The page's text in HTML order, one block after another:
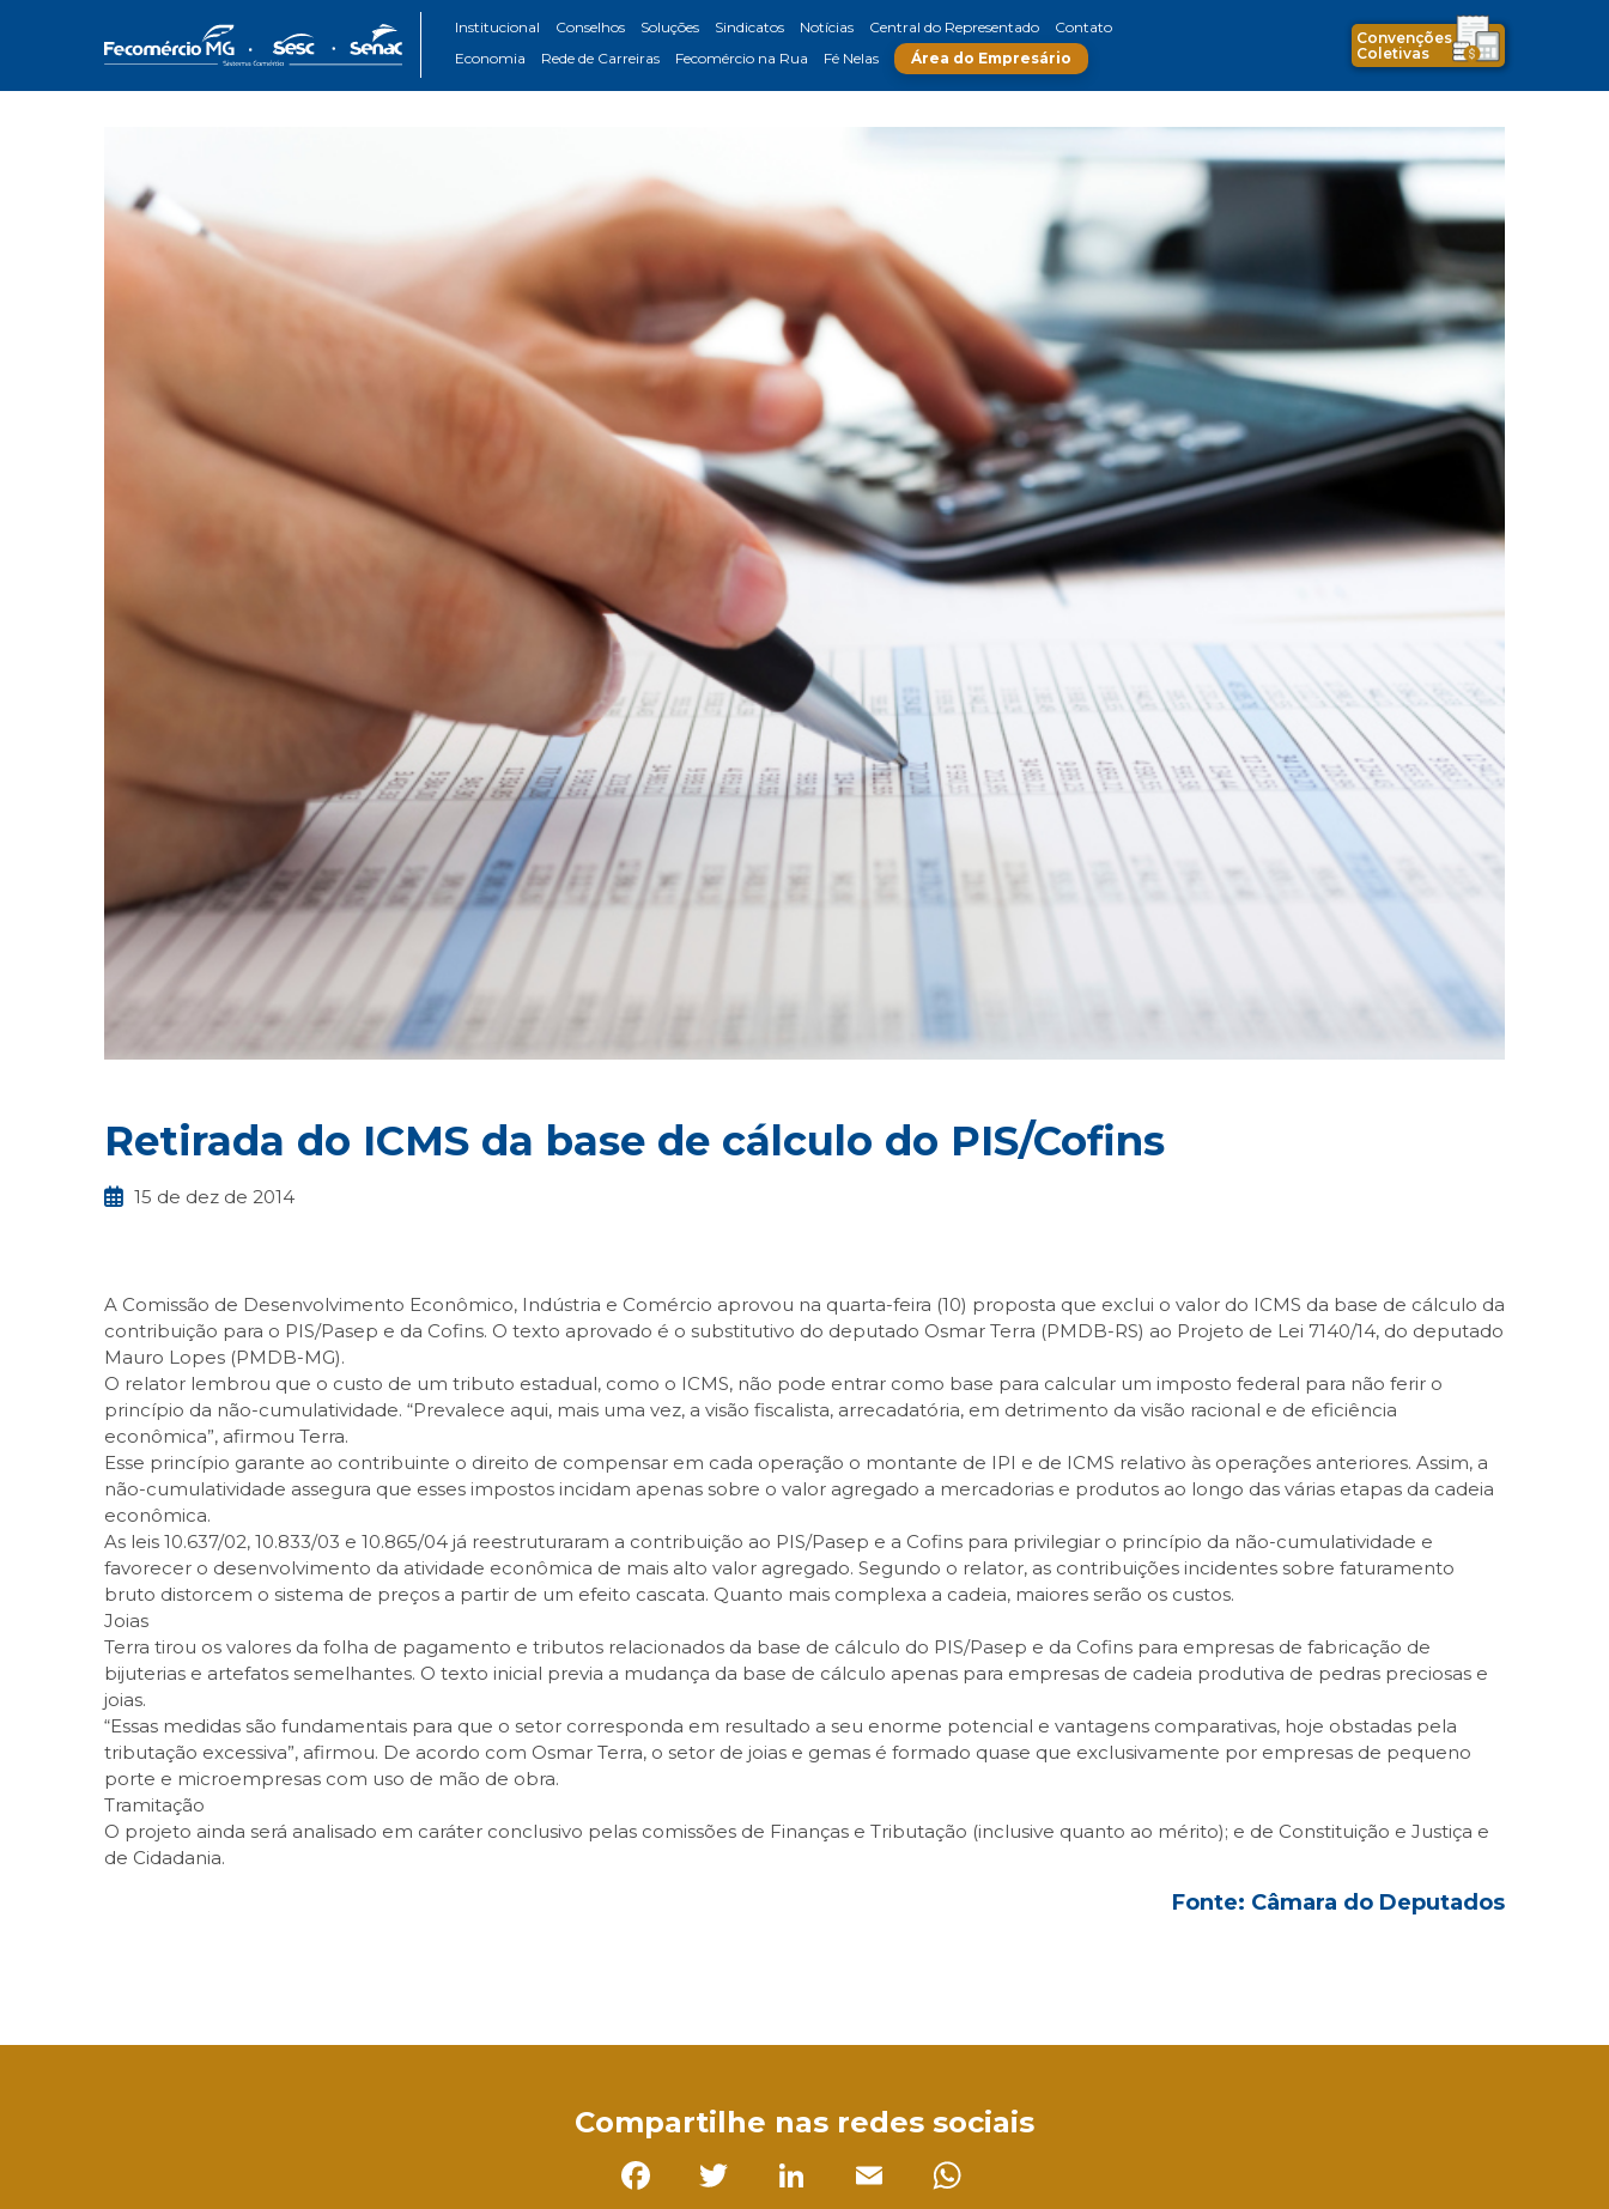
Institucional Conselhos Soluções Sindicatos Notícias Central do Representado
Contato
Economia
Rede de Carreiras Fecomércio na Rua Fé Nelas Área do Empresário
Convenções
Coletivas
Retirada do ICMS da base de cálculo do PIS/Cofins
15 de dez de 2014
A Comissão de Desenvolvimento Econômico, Indústria e Comércio aprovou na quarta-feira (10) proposta que exclui o valor do ICMS da base de cálculo da
contribuição para o PIS/Pasep e da Cofins. O texto aprovado é o substitutivo do deputado Osmar Terra (PMDB-RS) ao Projeto de Lei 7140/14, do deputado
Mauro Lopes (PMDB-MG).
O relator lembrou que o custo de um tributo estadual, como o ICMS, não pode entrar como base para calcular um imposto federal para não ferir o
princípio da não-cumulatividade. “Prevalece aqui, mais uma vez, a visão fiscalista, arrecadatória, em detrimento da visão racional e de eficiência
econômica”, afirmou Terra.
Esse princípio garante ao contribuinte o direito de compensar em cada operação o montante de IPI e de ICMS relativo às operações anteriores. Assim, a
não-cumulatividade assegura que esses impostos incidam apenas sobre o valor agregado a mercadorias e produtos ao longo das várias etapas da cadeia
econômica.
As leis 10.637/02, 10.833/03 e 10.865/04 já reestruturaram a contribuição ao PIS/Pasep e a Cofins para privilegiar o princípio da não-cumulatividade e
favorecer o desenvolvimento da atividade econômica de mais alto valor agregado. Segundo o relator, as contribuições incidentes sobre faturamento
bruto distorcem o sistema de preços a partir de um efeito cascata. Quanto mais complexa a cadeia, maiores serão os custos.
Joias
Terra tirou os valores da folha de pagamento e tributos relacionados da base de cálculo do PIS/Pasep e da Cofins para empresas de fabricação de
bijuterias e artefatos semelhantes. O texto inicial previa a mudança da base de cálculo apenas para empresas de cadeia produtiva de pedras preciosas e
joias.
“Essas medidas são fundamentais para que o setor corresponda em resultado a seu enorme potencial e vantagens comparativas, hoje obstadas pela
tributação excessiva”, afirmou. De acordo com Osmar Terra, o setor de joias e gemas é formado quase que exclusivamente por empresas de pequeno
porte e microempresas com uso de mão de obra.
Tramitação
O projeto ainda será analisado em caráter conclusivo pelas comissões de Finanças e Tributação (inclusive quanto ao mérito); e de Constituição e Justiça e
de Cidadania.
Fonte: Câmara do Deputados
Compartilhe nas redes sociais